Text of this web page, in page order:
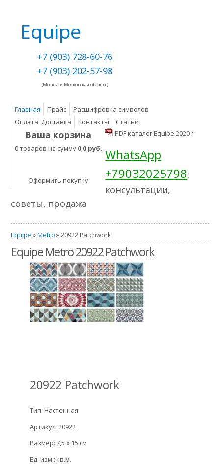
Equipe
+7 (903) 728-60-76
+7 (903) 202-57-98
(Москва и Московская область)
Главная Прайс
Расшифровка символов
Оплата. Доставка
Контакты Статьи
Ваша корзина
0 товаров на сумму 0,0 руб.
Оформить покупку
PDF каталог Equipe 2020 г
WhatsApp
+79032025798:
консультации,
советы, продажа
Equipe »Metro » 20922 Patchwork
Equipe Metro 20922 Patchwork
20922 Patchwork
Тип: Настенная
Артикул: 20922
Размер: 7,5 x 15 см
Ед. изм.: кв.м.